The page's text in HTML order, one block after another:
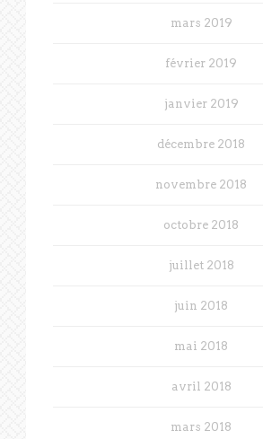
mars 2019
février 2019
janvier 2019
décembre 2018
novembre 2018
octobre 2018
juillet 2018
juin 2018
mai 2018
avril 2018
mars 2018